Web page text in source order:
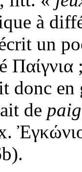
à
un
Παίγνια
donc en
de